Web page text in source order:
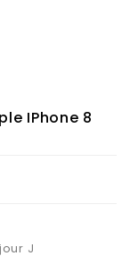
IPhone 8
J